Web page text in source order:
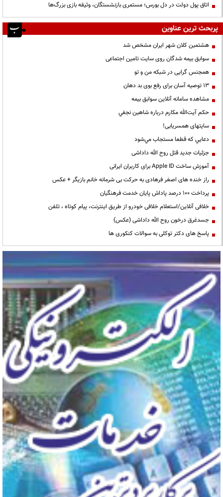
اتاق پول دولت در دل بورس؛ مستمری بازنشستگان، وثیقه بازی بزرگ‌ها
پربحث ترین عناوین
هشتمین کلان شهر ایران مشخص شد
سوابق بیمه شدگان روی سایت تامین اجتماعی
همجنس گرایی در شبکه من و تو
13 توصیه آسان برای رفع بوی بد دهان
مشاهده سامانه آنلاين سوابق بیمه
حكم آيت‌الله مكارم درباره شاهين نجفي
سایتهای همسریابی!
دعايي كه قطعا مستجاب مي‌شود
جزئیات جدید قتل روح الله داداشی
آموزش ساخت Apple ID برای کاربران ایرانی
راز خنده های اصغر فرهادی به حرکت بی شرمانه خانم بازیگر + عکس
پرداخت ۱۰۰ درصد پاداش پایان خدمت فرهنگیان
خلافی آنلاین/استعلام خلافی خودرو از طریق اینترنت، پیام کوتاه ، تلفن
جسدغرق درخون روح الله داداشی (عکس)
پاسخ های دکتر توکلی به سوالات کنکوری ها